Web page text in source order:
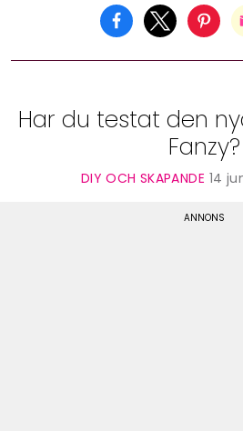
Har du testat den
Fanzy?
DIY OCH SKAPANDE 14